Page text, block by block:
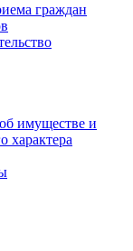
граждан
имуществе и
характера